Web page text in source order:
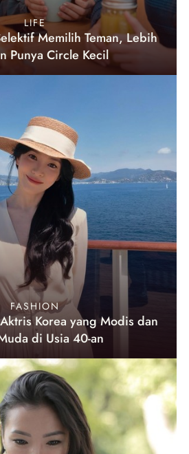
LIFE
Memilih Teman, Lebih
Punya Circle Kecil
FASHION
Korea yang Modis dan
di Usia 40-an